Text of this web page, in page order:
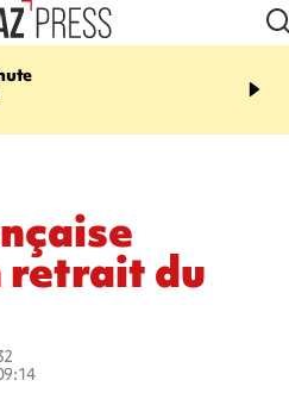
20:06
l'Asie, mort d'une
retrait du